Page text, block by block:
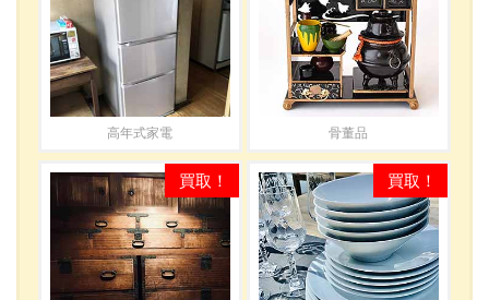
高年式家電 骨董品